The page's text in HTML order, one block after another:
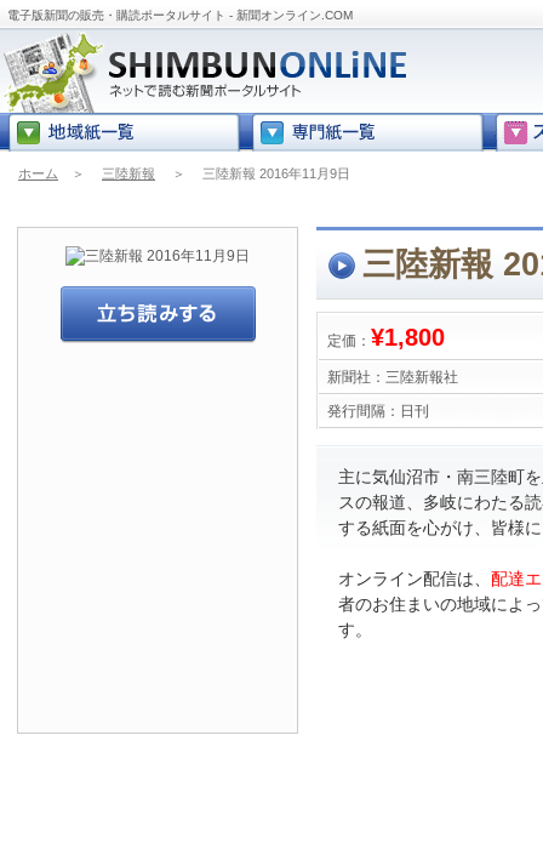
電子版新聞の販売・購読ポータルサイト - 新聞オンライン.COM
ホーム ＞ 三陸新報 ＞ 三陸新報 2016年11月9日
三陸新報
定価： ¥1,800
新聞社： 三陸新報社
発行間隔： 日刊
主に気仙沼市・南三陸町
スの報道、多岐にわたる
する紙面を心がけ、皆様
オンライン配信は、 配達
者のお住まいの地域によ
す。